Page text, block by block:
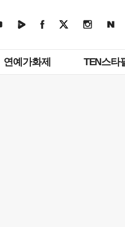
연예가화제 TEN스타